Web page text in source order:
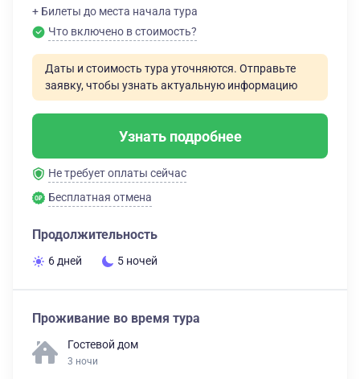
+ Билеты до места начала тура
Что включено в стоимость?
Даты и стоимость тура уточняются. Отправьте
заявку, чтобы узнать актуальную информацию
Узнать подробнее
Не требует оплаты сейчас
Бесплатная отмена
Продолжительность
6 дней 5 ночей
Проживание во время тура
Гостевой дом
3 ночи